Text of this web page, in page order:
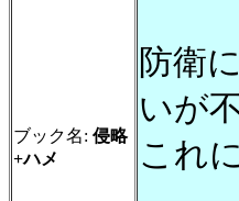
防衛
いが
これ
ブック名: 侵略
+ハメ